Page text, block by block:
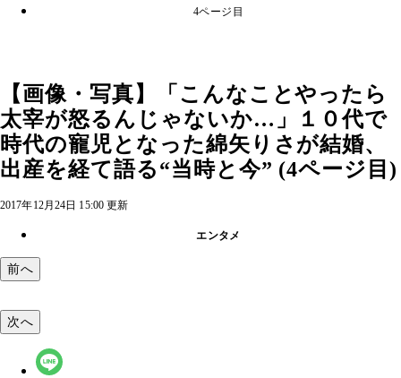
4ページ目
【画像・写真】「こんなことやったら
太宰が怒るんじゃないか…」１０代で
時代の寵児となった綿矢りさが結婚、
出産を経て語る“当時と今” (4ページ目)
2017年12月24日 15:00 更新
エンタメ
前へ
次へ